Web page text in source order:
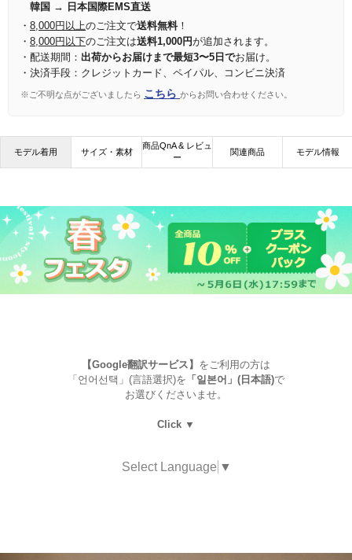
韓国 → 日本国際EMS直送
・ 8,000円以上のご注文で送料無料！
・ 8,000円以下のご注文は送料1,000円が追加されます。
・配送期間： 出荷からお届けまで最短3〜5日でお届け。
・決済手段：クレジットカード、ペイパル、コンビニ決済
※ご不明な点がございましたら こちら からお問い合わせください。
モデル着用 サイズ・素材
商品QnA & レビュ
ー
関連商品 モデル情報
【Google翻訳サービス】 をご利用の方は
「언어선택」(言語選択)を 「일본어」(日本語)で
お選びくださいませ。
Click ▼
Select Language ▼